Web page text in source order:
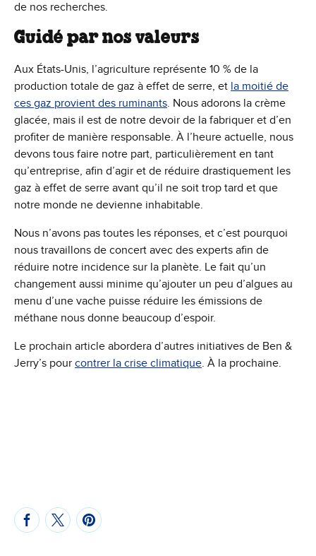
de nos recherches.
Guidé par nos valeurs
Aux États-Unis, l’agriculture représente 10 % de la
production totale de gaz à effet de serre, et la moitié de
ces gaz provient des ruminants. Nous adorons la crème
glacée, mais il est de notre devoir de la fabriquer et d’en
profiter de manière responsable. À l’heure actuelle, nous
devons tous faire notre part, particulièrement en tant
qu’entreprise, afin d’agir et de réduire drastiquement les
gaz à effet de serre avant qu’il ne soit trop tard et que
notre monde ne devienne inhabitable.
Nous n’avons pas toutes les réponses, et c’est pourquoi
nous travaillons de concert avec des experts afin de
réduire notre incidence sur la planète. Le fait qu’un
changement aussi minime qu’ajouter un peu d’algues au
menu d’une vache puisse réduire les émissions de
méthane nous donne beaucoup d’espoir.
Le prochain article abordera d’autres initiatives de Ben &
Jerry’s pour contrer la crise climatique. À la prochaine.